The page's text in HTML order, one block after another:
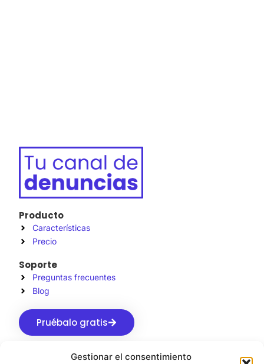
Gestionar el consentimiento
Producto
Características
Precio
Soporte
Preguntas frecuentes
Blog
Pruébalo gratis